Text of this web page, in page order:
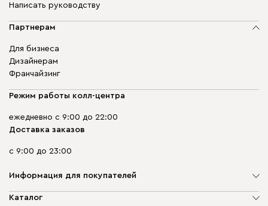
Написать руководству
Партнерам
Для бизнеса
Дизайнерам
Франчайзинг
Режим работы колл-центра
ежедневно с 9:00 до 22:00
Доставка заказов
с 9:00 до 23:00
Информация для покупателей
О компании
Каталог